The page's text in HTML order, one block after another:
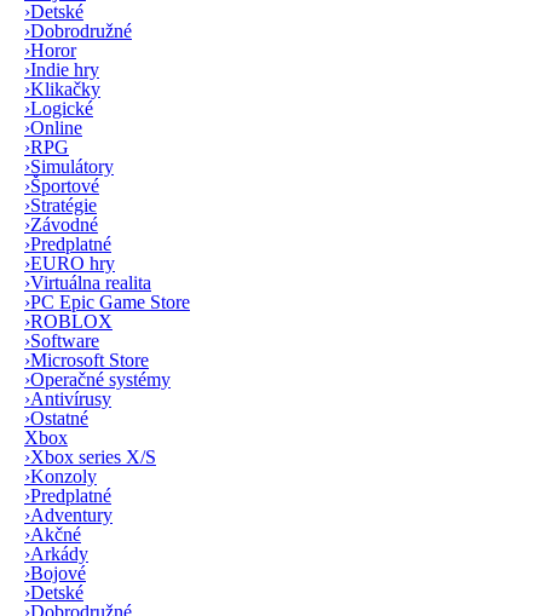
›Detské
›Dobrodružné
›Horor
›Indie hry
›Klikačky
›Logické
›Online
›RPG
›Simulátory
›Športové
›Stratégie
›Závodné
›Predplatné
›EURO hry
›Virtuálna realita
›PC Epic Game Store
›ROBLOX
›Software
›Microsoft Store
›Operačné systémy
›Antivírusy
›Ostatné
Xbox
›Xbox series X/S
›Konzoly
›Predplatné
›Adventury
›Akčné
›Arkády
›Bojové
›Detské
›Dobrodružné